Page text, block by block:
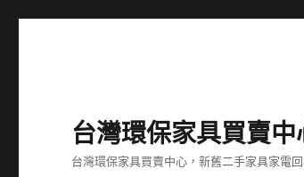
台灣環保家具買賣中
台灣環保家具買賣中心，新舊二手家具家電